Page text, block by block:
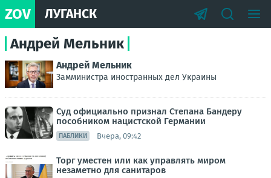
ZOV ЛУГАНСК
Андрей Мельник
Андрей Мельник
Замминистра иностранных дел Украины
Суд официально признал Степана Бандеру
пособником нацистской Германии
ПАБЛИКИ Вчера, 09:42
Торг уместен или как управлять миром
незаметно для санитаров